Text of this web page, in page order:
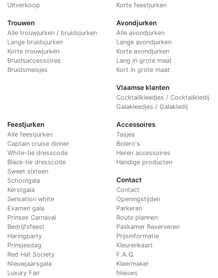
Uitverkoop
Trouwen
Alle trouwjurken / bruidsjurken
Lange bruidsjurken
Korte trouwjurken
Bruidsaccessoires
Bruidsmeisjes
Korte feestjurken
Avondjurken
Alle avondjurken
Lange avondjurken
Korte avondjurken
Lang in grote maat
Kort in grote maat
Vlaamse klanten
Cocktailkleedjes / Cocktailkledij
Galakleedjes / Galakledij
Feestjurken
Alle feestjurken
Captain cruise dinner
White-tie dresscode
Black-tie dresscode
Sweet sixteen
Schoolgala
Kerstgala
Sensation white
Examen gala
Prinses Carnaval
Bedrijfsfeest
Haringparty
Prinsjesdag
Red Hat Society
Nieuwjaarsgala
Luxury Fair
Accessoires
Tasjes
Bolero's
Heren accessoires
Handige producten
Contact
Contact
Openingstijden
Parkeren
Route plannen
Paskamer Reserveren
Prijsinformatie
Kleurenkaart
F.A.Q.
Kleermaker
Nieuws